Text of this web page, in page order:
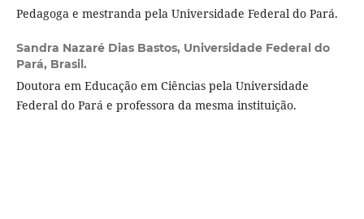
Pedagoga e mestranda pela Universidade Federal do Pará.
Sandra Nazaré Dias Bastos, Universidade Federal do
Pará, Brasil.
Doutora em Educação em Ciências pela Universidade
Federal do Pará e professora da mesma instituição.